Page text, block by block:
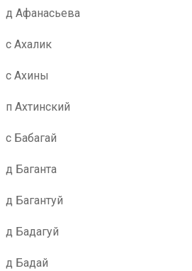
д Афанасьева
с Ахалик
с Ахины
п Ахтинский
с Бабагай
д Баганта
д Багантуй
д Бадагуй
д Бадай